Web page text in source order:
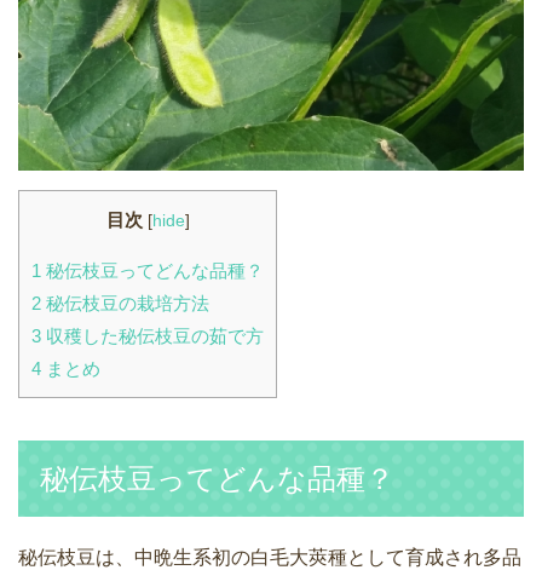
目次 [hide]
1 秘伝枝豆ってどんな品種？
2 秘伝枝豆の栽培方法
3 収穫した秘伝枝豆の茹で方
4 まとめ
秘伝枝豆ってどんな品種？
秘伝枝豆は、中晩生系初の白毛大莢種として育成され多品